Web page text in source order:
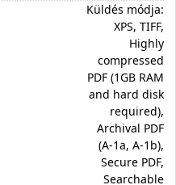
Küldés módja:
XPS, TIFF,
Highly
compressed
PDF (1GB RAM
and hard disk
required),
Archival PDF
(A-1a, A-1b),
Secure PDF,
Searchable